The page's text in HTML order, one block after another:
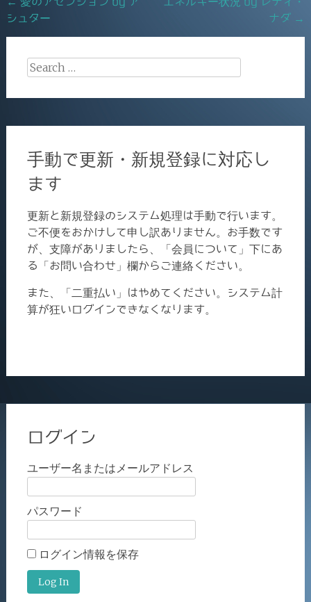
o
k
Post
navigation
シュター
ナダ →
Search
手動で更新・新規登録に対応し
ます
更新と新規登録のシステム処理は手動で行います。
ご不便をおかけして申し訳ありません。お手数です
が、支障がありましたら、「会員について」下にあ
る「お問い合わせ」欄からご連絡ください。
また、「二重払い」はやめてください。システム計
算が狂いログインできなくなります。
ログイン
ユーザー名またはメールアドレス
パスワード
ログイン情報を保存